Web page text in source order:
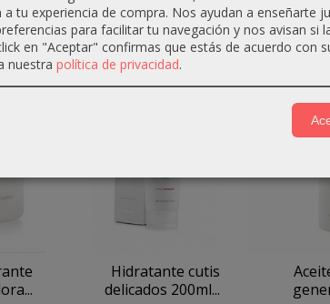
Hidratante cutis
delicados 200ml...
tu experiencia de compra. Nos ayudan a enseñarte
para facilitar tu navegación y nos avisan si
en "Aceptar" confirmas que estás de acuerdo con
nuestra política de privacidad.